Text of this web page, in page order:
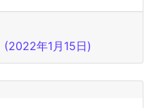
(2022年1月15日)